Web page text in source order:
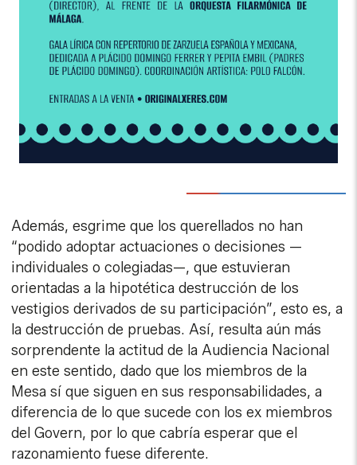
Además, esgrime que los querellados no han
“podido adoptar actuaciones o decisiones —
individuales o colegiadas—, que estuvieran
orientadas a la hipotética destrucción de los
vestigios derivados de su participación”, esto es, a
la destrucción de pruebas. Así, resulta aún más
sorprendente la actitud de la Audiencia Nacional
en este sentido, dado que los miembros de la
Mesa sí que siguen en sus responsabilidades, a
diferencia de lo que sucede con los ex miembros
del Govern, por lo que cabría esperar que el
razonamiento fuese diferente.